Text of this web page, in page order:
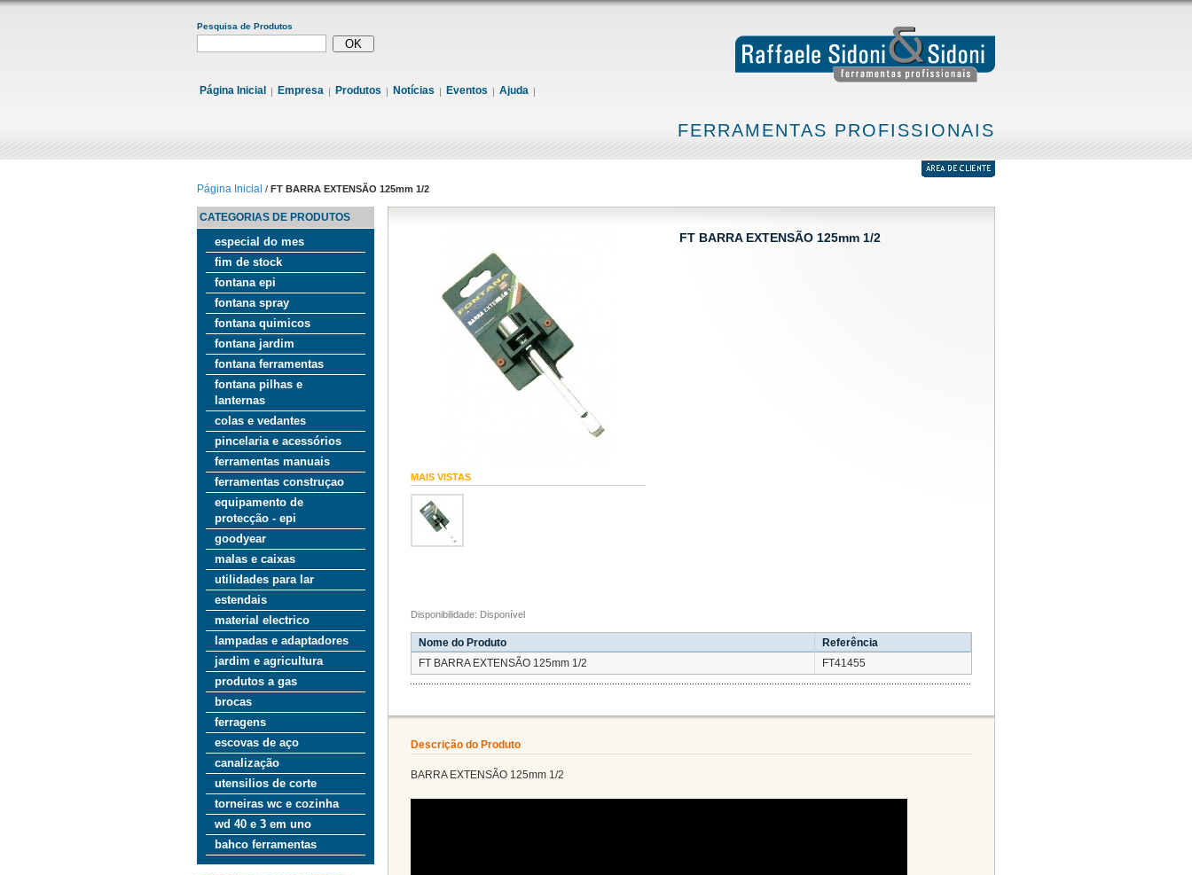
Pesquisa de Produtos
Página Inicial Empresa Produtos Notícias Eventos Ajuda
FERRAMENTAS PROFISSIONAIS
Página Inicial / FT BARRA EXTENSÃO 125mm 1/2
CATEGORIAS DE PRODUTOS
especial do mes
fim de stock
fontana epi
fontana spray
fontana quimicos
fontana jardim
fontana ferramentas
fontana pilhas e
lanternas
colas e vedantes
pincelaria e acessórios
ferramentas manuais
ferramentas construçao
equipamento de
protecção - epi
goodyear
malas e caixas
utilidades para lar
estendais
material electrico
lampadas e adaptadores
jardim e agricultura
produtos a gas
brocas
ferragens
escovas de aço
canalização
utensilios de corte
torneiras wc e cozinha
wd 40 e 3 em uno
bahco ferramentas
MAIS VISTAS
FT BARRA EXTENSÃO 125mm 1/2
Disponibilidade: Disponível
Nome do Produto
Referência
FT BARRA EXTENSÃO 125mm 1/2
FT41455
Descrição do Produto
BARRA EXTENSÃO 125mm 1/2